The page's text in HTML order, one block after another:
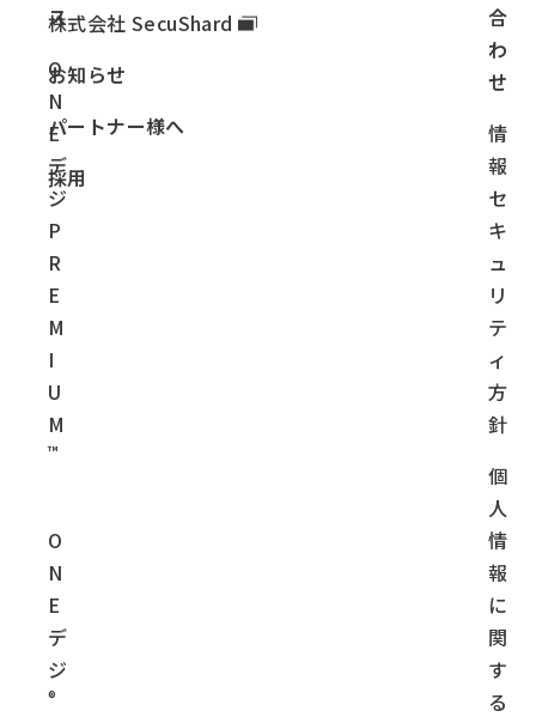
ス
O
N
E
デ
ジ
P
R
E
M
I
U
M
™
O
N
E
デ
ジ
®
株式会社 SecuShard
お知らせ
パートナー様へ
採用
合
わ
せ
情
報
セ
キ
ュ
リ
テ
ィ
方
針
個
人
情
報
に
関
す
る